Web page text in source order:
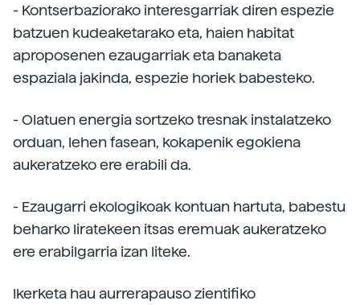
- Kontserbaziorako interesgarriak diren espezie
batzuen kudeaketarako eta, haien habitat
aproposenen ezaugarriak eta banaketa
espaziala jakinda, espezie horiek babesteko.
- Olatuen energia sortzeko tresnak instalatzeko
orduan, lehen fasean, kokapenik egokiena
aukeratzeko ere erabili da.
- Ezaugarri ekologikoak kontuan hartuta, babestu
beharko liratekeen itsas eremuak aukeratzeko
ere erabilgarria izan liteke.
Ikerketa hau aurrerapauso zientifiko